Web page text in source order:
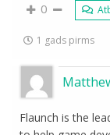
0
1 gads pirms
Flaunch is the